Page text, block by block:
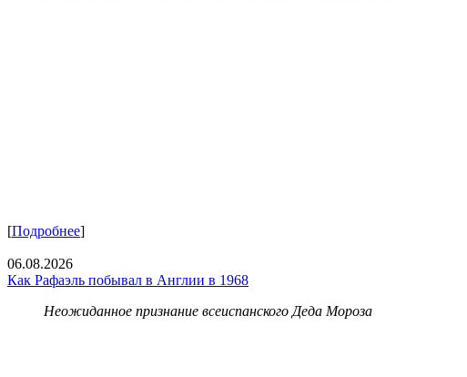
[Подробнее]
06.08.2026
Как Рафаэль побывал в Англии в 1968
Неожиданное признание всеиспанского Деда Мороза